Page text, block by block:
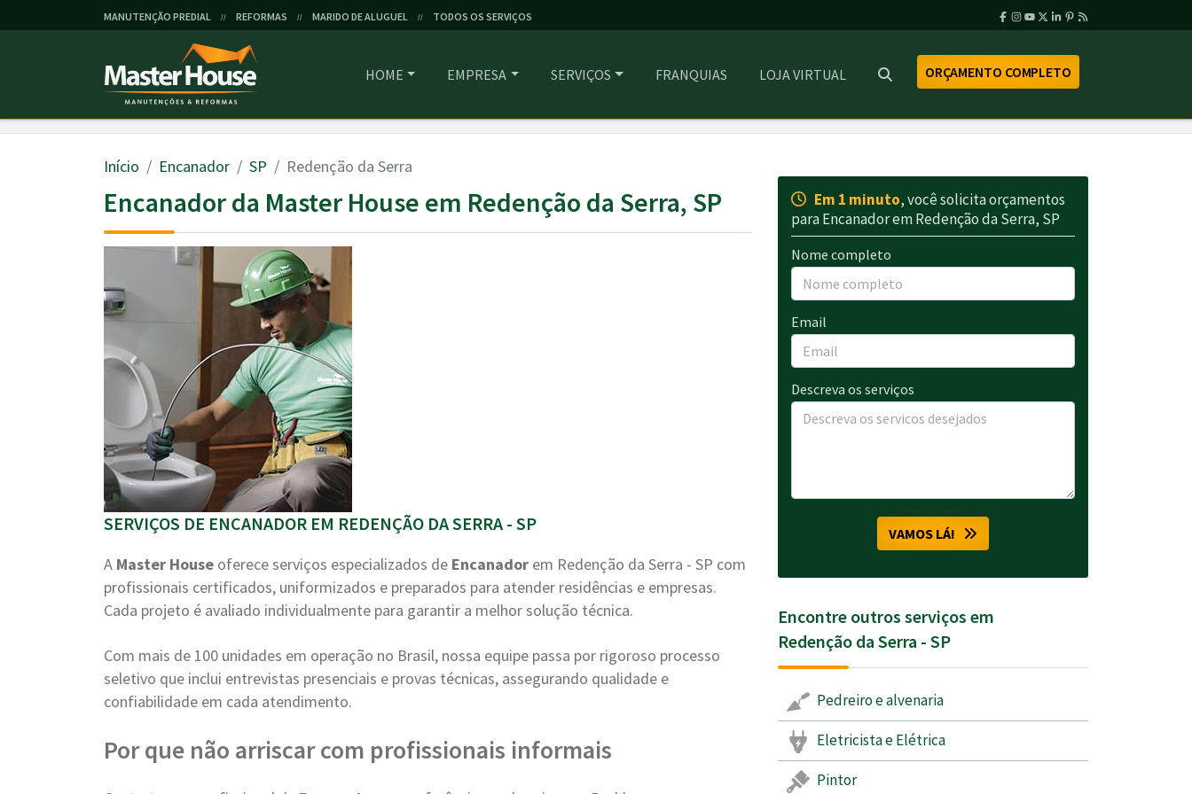
MANUTENÇÃO PREDIAL // REFORMAS // MARIDO DE ALUGUEL // TODOS OS SERVIÇOS
HOME EMPRESA SERVIÇOS FRANQUIAS LOJA VIRTUAL ORÇAMENTO COMPLETO
Início Encanador SP Redenção da Serra
Encanador da Master House em Redenção da Serra, SP
SERVIÇOS DE ENCANADOR EM REDENÇÃO DA SERRA - SP
A Master House oferece serviços especializados de Encanador em Redenção da Serra - SP com
profissionais certificados, uniformizados e preparados para atender residências e empresas.
Cada projeto é avaliado individualmente para garantir a melhor solução técnica.
Com mais de 100 unidades em operação no Brasil, nossa equipe passa por rigoroso processo
seletivo que inclui entrevistas presenciais e provas técnicas, assegurando qualidade e
confiabilidade em cada atendimento.
Por que não arriscar com profissionais informais
Em 1 minuto, você solicita orçamentos
para Encanador em Redenção da Serra, SP
Nome completo
Email
Descreva os serviços
VAMOS LÁ!
Encontre outros serviços em
Redenção da Serra - SP
Pedreiro e alvenaria
Eletricista e Elétrica
Pintor